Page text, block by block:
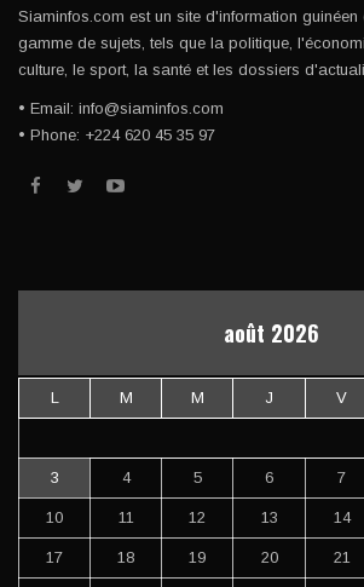
Siaminfos.com est un site d'information
gamme de sujets, tels que la politique,
culture, le sport, la santé et les dossiers
• Email: info@siaminfos.com
• Phone: +224 620 45 35 97
août 2026
L M M J V
3 4 5 6 7
10 11 12 13 14
17 18 19 20 21